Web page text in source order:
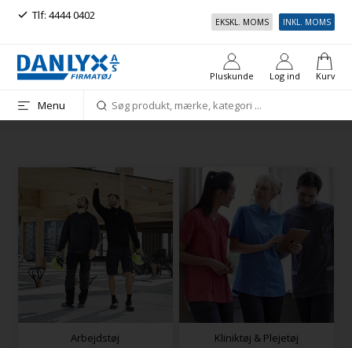
Ring mig op
Gratis fragt over 999 kr. inkl.
moms
EKSKL. MOMS INKL. MOMS
Pluskunde Log ind Kurv
Menu
Arbejdstøj Kliniktøj & Plejetøj